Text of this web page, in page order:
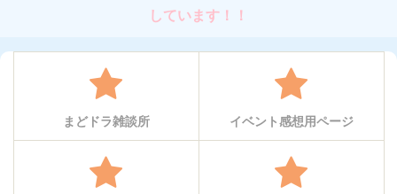
しています！！
まどドラ雑談所 イベント感想用ページ